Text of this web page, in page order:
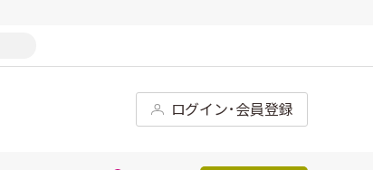
ログイン･会員登録